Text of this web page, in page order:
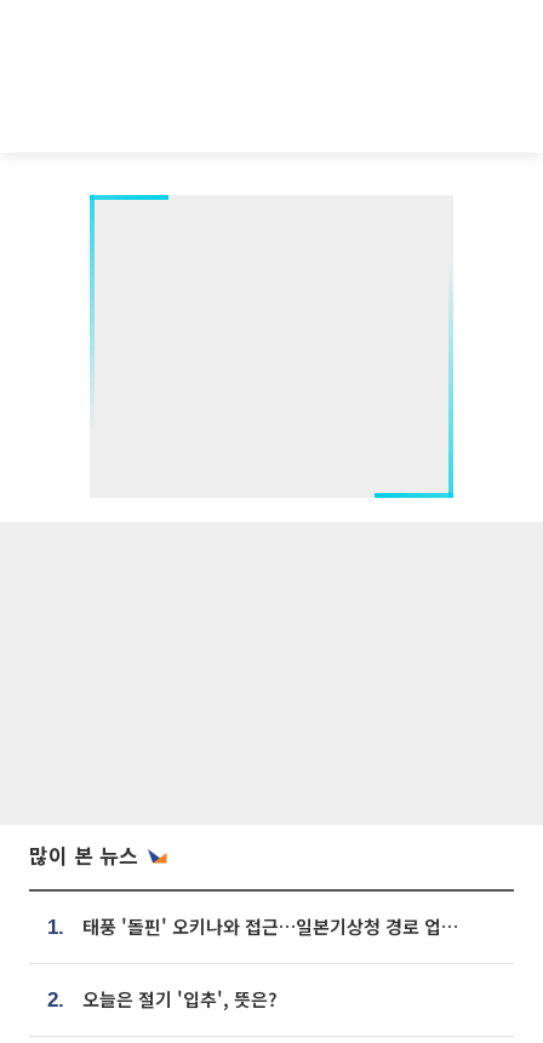
많이 본 뉴스
1. 태풍 '돌핀' 오키나와 접근…일본기상청 경로 업데이트
2. 오늘은 절기 '입추', 뜻은?